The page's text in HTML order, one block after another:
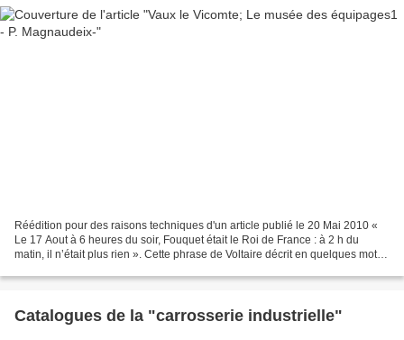
Réédition pour des raisons techniques d'un article publié le 20 Mai 2010 «
Le 17 Aout à 6 heures du soir, Fouquet était le Roi de France : à 2 h du
matin, il n’était plus rien ». Cette phrase de Voltaire décrit en quelques mots
Catalogues de la "carrosserie industrielle"